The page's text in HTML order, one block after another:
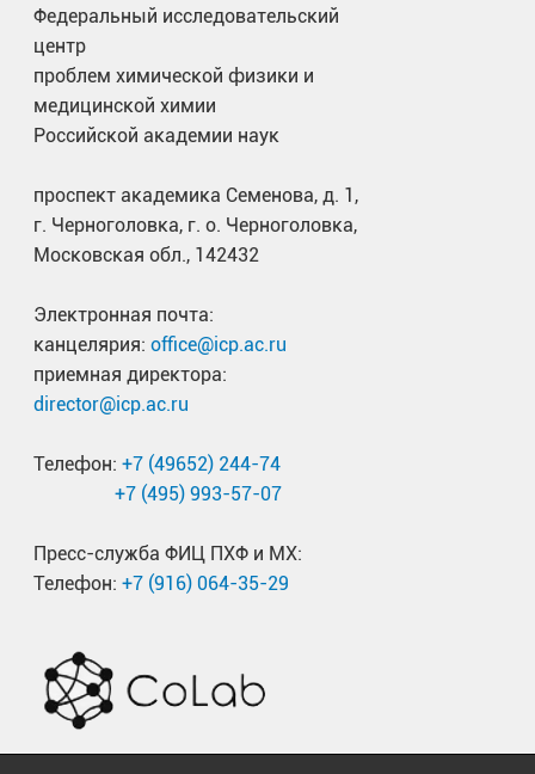
Федеральный исследовательский
центр
проблем химической физики и
медицинской химии
Российской академии наук
проспект академика Семенова, д. 1,
г. Черноголовка, г. о. Черноголовка,
Московская обл., 142432
Электронная почта:
канцелярия: office@icp.ac.ru
приемная директора:
director@icp.ac.ru
Телефон: +7 (49652) 244-74
+7 (495) 993-57-07
Пресс-служба ФИЦ ПХФ и МХ:
Телефон: +7 (916) 064-35-29